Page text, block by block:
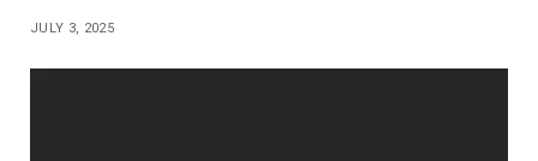
JULY 3, 2025